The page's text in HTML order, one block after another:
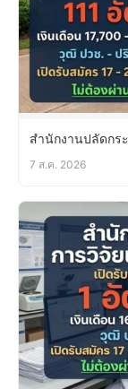
สำนักงานปลัดกร
7 ส.ค. 2026